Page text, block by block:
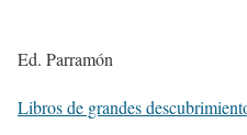
Ed. Parramón
Libros de grandes